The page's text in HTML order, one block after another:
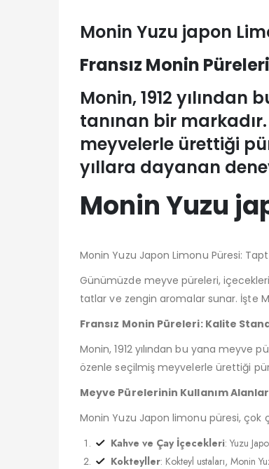
Monin Yuzu japon
Fransız Monin
Monin, 1912
tanınan bir
meyvelerle ürettiği
yıllara dayanan
Monin Yuzu
Monin Yuzu Japon Limonu Püresi:
Günümüzde meyve püreleri,
tatlar ve zengin aromalar sunar. İşte
Fransız Monin Püreleri: Kalite
Monin, 1912 yılından bu yana meyve
özenle seçilmiş meyvelerle ürettiği
Meyve Pürelerinin Kullanım
Monin Yuzu Japon limonu püresi, çok
Kahve ve Çay İçecekleri: Yuzu
Kokteyller: Kokteyl ustaları, Monin